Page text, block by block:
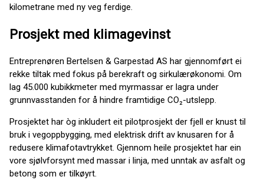
kilometrane med ny veg ferdige.
Prosjekt med klimagevinst
Entreprenøren Bertelsen & Garpestad AS har gjennomført ei
rekke tiltak med fokus på berekraft og sirkulærøkonomi. Om
lag 45.000 kubikkmeter med myrmassar er lagra under
grunnvasstanden for å hindre framtidige CO₂-utslepp.
Prosjektet har òg inkludert eit pilotprosjekt der fjell er knust til
bruk i vegoppbygging, med elektrisk drift av knusaren for å
redusere klimafotavtrykket. Gjennom heile prosjektet har ein
vore sjølvforsynt med massar i linja, med unntak av asfalt og
betong som er tilkøyrt.